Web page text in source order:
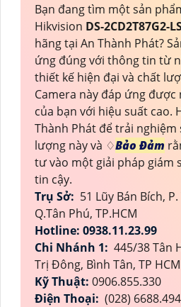
Bạn đang tìm một sản
Hikvision DS-2CD2T87G2-
hãng tại An Thành Phát?
ứng đúng với thông tin từ
thiết kế hiện đại và chất
Camera này đáp ứng
của bạn với hiệu suất cao.
Thành Phát để trải nghiệm
lượng này và ♢Bảo Đảm
tư vào một giải pháp giám
tin cậy.
Trụ Sở: 51 Lũy Bán Bích,
Q.Tân Phú, TP.HCM
Hotline: 0938.11.23.99
Chi Nhánh 1: 445/38 Tân
Trị Đông, Bình Tân, TP HCM
Kỹ Thuật: 0906.855.330
Điện Thoại: (028)